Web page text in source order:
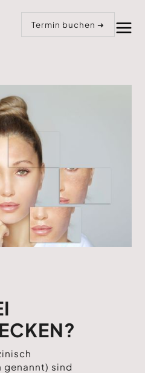
Termin buchen ➜
genannt) sind